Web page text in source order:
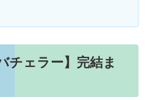
チェラー】完結ま